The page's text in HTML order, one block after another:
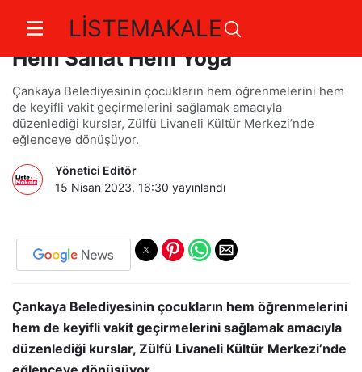
LİSTEMAKALE
Zülfü Livaneli Kültür Merkezi'nde
Hem Sanat Hem Yoga
Çankaya Belediyesinin çocukların hem öğrenmelerini hem
de keyifli vakit geçirmelerini sağlamak amacıyla
düzenlediği kurslar, Zülfü Livaneli Kültür Merkezi’nde
eğlenceye dönüşüyor.
Yönetici Editör
15 Nisan 2023, 16:30 yayınlandı
Çankaya Belediyesinin çocukların hem öğrenmelerini
hem de keyifli vakit geçirmelerini sağlamak amacıyla
düzenlediği kurslar, Zülfü Livaneli Kültür Merkezi’nde